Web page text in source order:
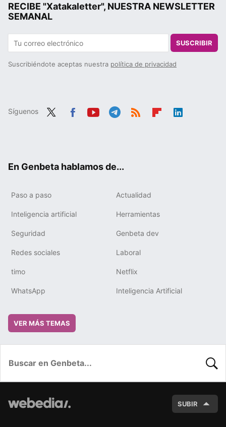
RECIBE "Xatakaletter", NUESTRA NEWSLETTER
SEMANAL
SUSCRIBIR
Suscribiéndote aceptas nuestra política de privacidad
Síguenos
En Genbeta hablamos de...
Paso a paso Actualidad
Inteligencia artificial Herramientas
Seguridad Genbeta dev
Redes sociales Laboral
timo Netflix
WhatsApp Inteligencia Artificial
VER MÁS TEMAS
SUBIR